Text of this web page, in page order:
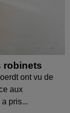
robinets
ont vu de
aux
pris...